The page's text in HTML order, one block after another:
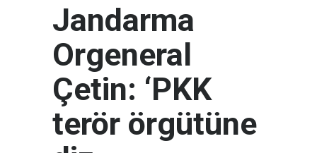
Jandarma
Orgeneral
Çetin: ‘PKK
terör örgütüne